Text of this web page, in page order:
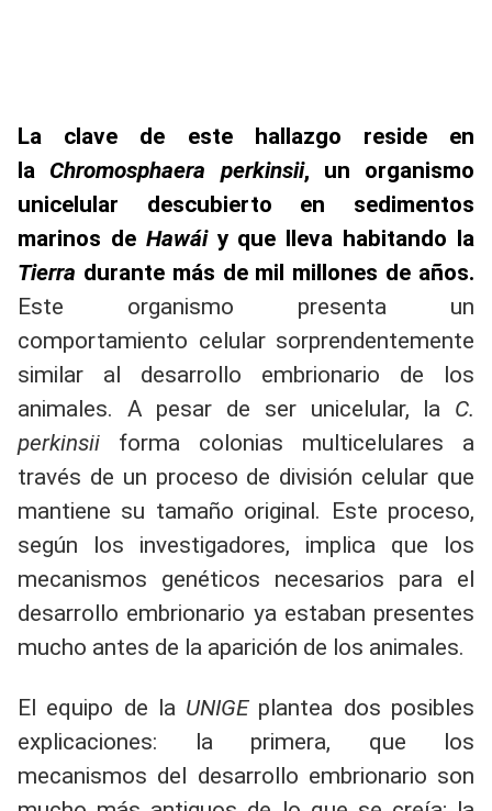
La clave de este hallazgo reside en
la Chromosphaera perkinsii, un organismo
unicelular descubierto en sedimentos
marinos de Hawáiy que lleva habitando la
Tierra durante más de mil millones de años.
Este organismo presenta un
comportamiento celular sorprendentemente
similar al desarrollo embrionario de los
animales. A pesar de ser unicelular, la C.
perkinsii forma colonias multicelulares a
través de un proceso de división celular que
mantiene su tamaño original. Este proceso,
según los investigadores, implica que los
mecanismos genéticos necesarios para el
desarrollo embrionario ya estaban presentes
mucho antes de la aparición de los animales.
El equipo de la UNIGEplantea dos posibles
explicaciones: la primera, que los
mecanismos del desarrollo embrionario son